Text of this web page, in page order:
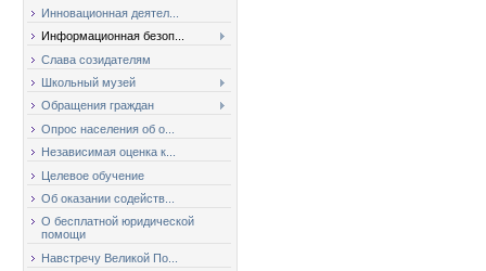
Инновационная деятел...
Информационная безоп...
Слава созидателям
Школьный музей
Обращения граждан
Опрос населения об о...
Независимая оценка к...
Целевое обучение
Об оказании содейств...
О бесплатной юридической
помощи
Навстречу Великой По...